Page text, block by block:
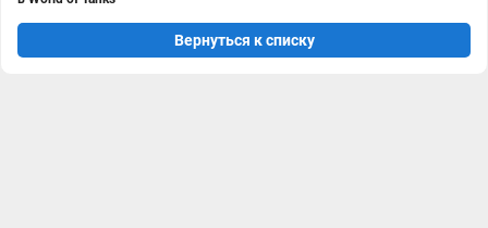
Вернуться к списку